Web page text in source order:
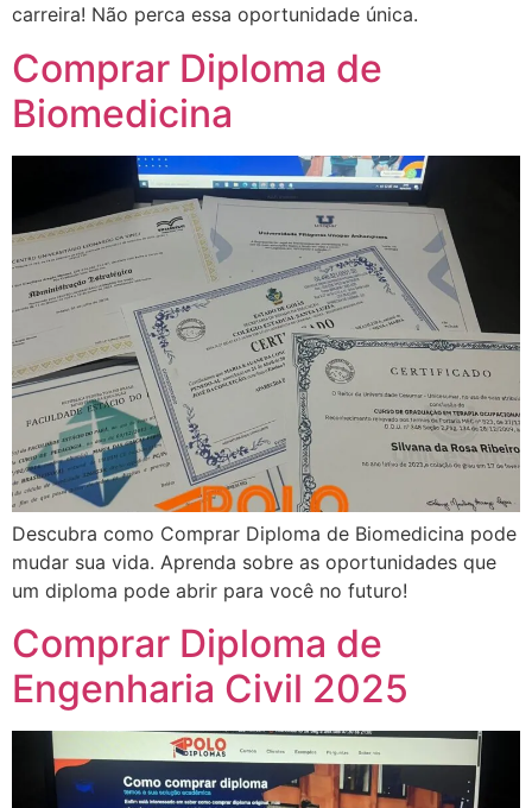
carreira! Não perca essa oportunidade única.
Comprar Diploma de
Biomedicina
Descubra como Comprar Diploma de Biomedicina pode
mudar sua vida. Aprenda sobre as oportunidades que
um diploma pode abrir para você no futuro!
Comprar Diploma de
Engenharia Civil 2025